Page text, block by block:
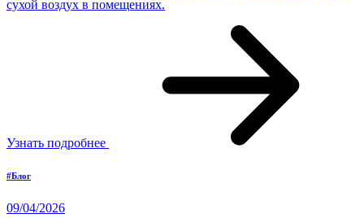
сухой воздух в помещениях.
Узнать подробнее
#Блог
09/04/2026